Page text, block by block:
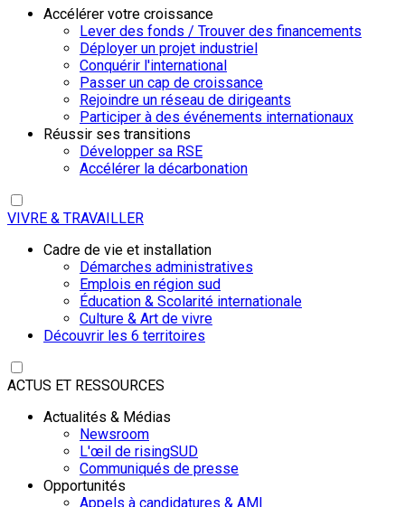
Accélérer votre croissance
Lever des fonds / Trouver des financements
Déployer un projet industriel
Conquérir l'international
Passer un cap de croissance
Rejoindre un réseau de dirigeants
Participer à des événements internationaux
Réussir ses transitions
Développer sa RSE
Accélérer la décarbonation
VIVRE & TRAVAILLER
Cadre de vie et installation
Démarches administratives
Emplois en région sud
Éducation & Scolarité internationale
Culture & Art de vivre
Découvrir les 6 territoires
ACTUS ET RESSOURCES
Actualités & Médias
Newsroom
L'œil de risingSUD
Communiqués de presse
Opportunités
Appels à candidatures & AMI